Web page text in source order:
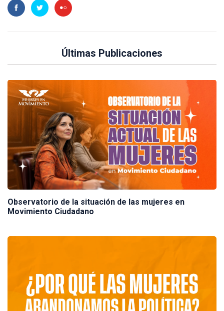
Últimas Publicaciones
Observatorio de la situación de las mujeres en
Movimiento Ciudadano